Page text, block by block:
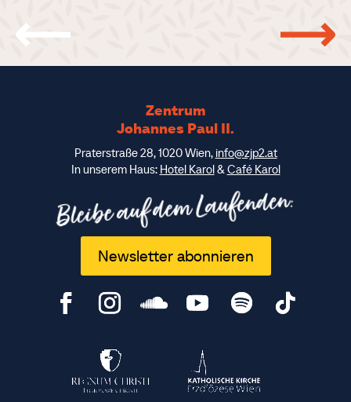
Zentrum
Johannes Paul II.
Praterstraße 28, 1020 Wien, info@zjp2.at
In unserem Haus: Hotel Karol&Café Karol
Bleibe auf dem Laufenden:
Newsletter abonnieren